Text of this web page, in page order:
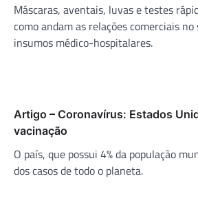
Máscaras, aventais, luvas e testes
como andam as relações comerciais
insumos médico-hospitalares.
Artigo – Coronavírus: Estados
vacinação
O país, que possui 4% da população
dos casos de todo o planeta.